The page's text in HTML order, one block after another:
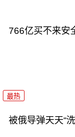
766亿买不来安
最热
被俄导弹天天“